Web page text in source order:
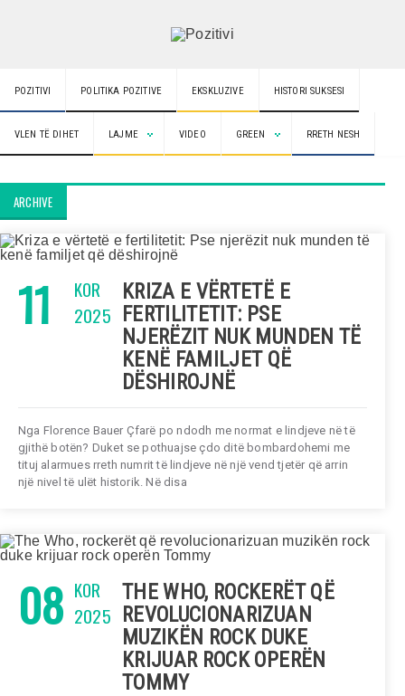
POZITIVI POLITIKA POZITIVE EKSKLUZIVE HISTORI SUKSESI
VLEN TË DIHET LAJME VIDEO GREEN RRETH NESH
ARCHIVE
11
KOR
2025
KRIZA E VËRTETË E
FERTILITETIT: PSE
NJERËZIT NUK MUNDEN TË
KENË FAMILJET QË
DËSHIROJNË
Nga Florence Bauer Çfarë po ndodh me normat e lindjeve në të
gjithë botën? Duket se pothuajse çdo ditë bombardohemi me
tituj alarmues rreth numrit të lindjeve në një vend tjetër që arrin
një nivel të ulët historik. Në disa
08 KOR
2025
THE WHO, ROCKERËT QË
REVOLUCIONARIZUAN
MUZIKËN ROCK DUKE
KRIJUAR ROCK OPERËN
TOMMY